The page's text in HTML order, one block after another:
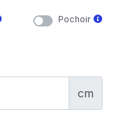
Pochoir
cm